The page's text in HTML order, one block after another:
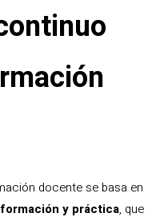
docente se basa en
y práctica, que